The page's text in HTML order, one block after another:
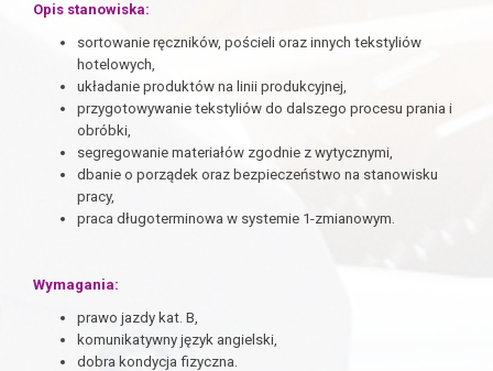
Opis stanowiska:
sortowanie ręczników, pościeli oraz innych tekstyliów
hotelowych,
układanie produktów na linii produkcyjnej,
przygotowywanie tekstyliów do dalszego procesu prania i
obróbki,
segregowanie materiałów zgodnie z wytycznymi,
dbanie o porządek oraz bezpieczeństwo na stanowisku
pracy,
praca długoterminowa w systemie 1-zmianowym.
Wymagania:
prawo jazdy kat. B,
komunikatywny język angielski,
dobra kondycja fizyczna.